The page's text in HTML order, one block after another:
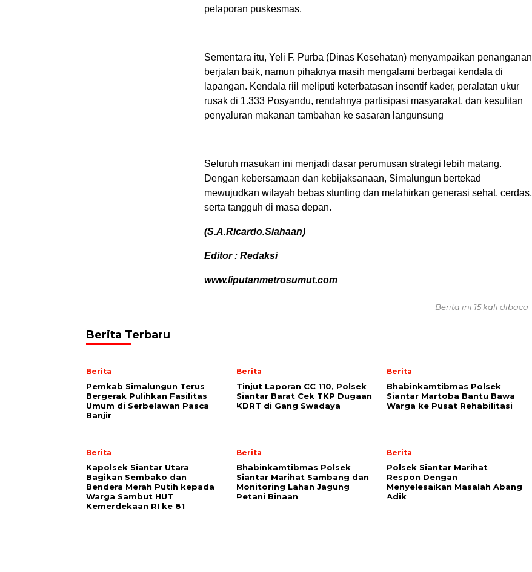
pelaporan puskesmas.
Sementara itu, Yeli F. Purba (Dinas Kesehatan) menyampaikan penanganan
berjalan baik, namun pihaknya masih mengalami berbagai kendala di
lapangan. Kendala riil meliputi keterbatasan insentif kader, peralatan ukur
rusak di 1.333 Posyandu, rendahnya partisipasi masyarakat, dan kesulitan
penyaluran makanan tambahan ke sasaran langunsung
Seluruh masukan ini menjadi dasar perumusan strategi lebih matang.
Dengan kebersamaan dan kebijaksanaan, Simalungun bertekad
mewujudkan wilayah bebas stunting dan melahirkan generasi sehat, cerdas,
serta tangguh di masa depan.
(S.A.Ricardo.Siahaan)
Editor : Redaksi
www.liputanmetrosumut.com
Berita ini 15 kali dibaca
Berita Terbaru
Berita
Pemkab Simalungun Terus
Bergerak Pulihkan Fasilitas
Umum di Serbelawan Pasca
Banjir
Berita
Tinjut Laporan CC 110, Polsek
Siantar Barat Cek TKP Dugaan
KDRT di Gang Swadaya
Berita
Bhabinkamtibmas Polsek
Siantar Martoba Bantu Bawa
Warga ke Pusat Rehabilitasi
Berita
Kapolsek Siantar Utara
Bagikan Sembako dan
Bendera Merah Putih kepada
Warga Sambut HUT
Kemerdekaan RI ke 81
Berita
Bhabinkamtibmas Polsek
Siantar Marihat Sambang dan
Monitoring Lahan Jagung
Petani Binaan
Berita
Polsek Siantar Marihat
Respon Dengan
Menyelesaikan Masalah Abang
Adik